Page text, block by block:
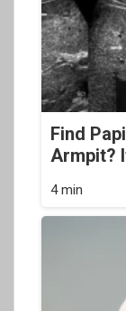
Find
Armpit?
4 min